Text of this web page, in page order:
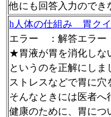
他にも回答入力のでき
h人体の仕組み 胃ク
エラー ：解答エラー
★胃液が胃を消化しな
というのを正解にしま
ストレスなどで胃に穴
そんなときには医者
健康のために、胃につ